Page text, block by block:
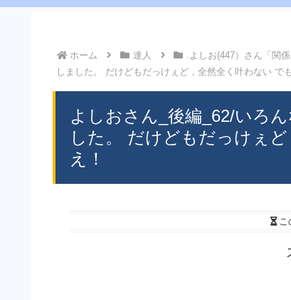
ホーム 達人 .よしお(447）さん「関係
しました。 だけどもだっけぇど，全然全く叶わない で
よしおさん_後編_62/いろ
した。 だけどもだっけぇ
え！